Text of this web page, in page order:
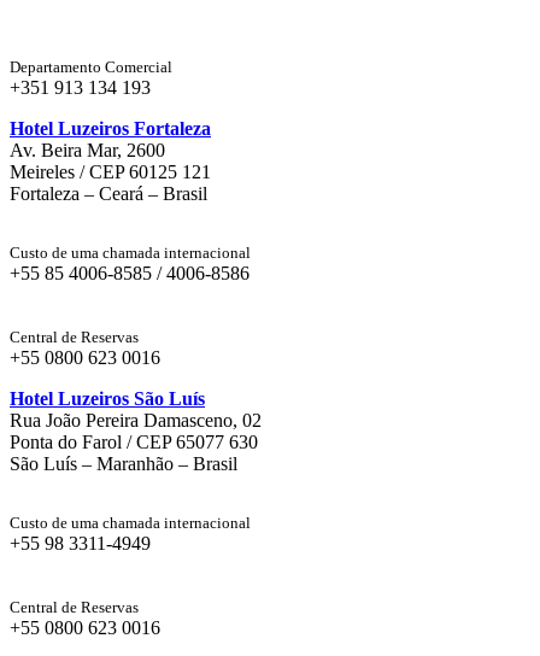
Departamento Comercial
+351 913 134 193
Hotel Luzeiros Fortaleza
Av. Beira Mar, 2600
Meireles / CEP 60125 121
Fortaleza – Ceará – Brasil
Custo de uma chamada internacional
+55 85 4006-8585 / 4006-8586
Central de Reservas
+55 0800 623 0016
Hotel Luzeiros São Luís
Rua João Pereira Damasceno, 02
Ponta do Farol / CEP 65077 630
São Luís – Maranhão – Brasil
Custo de uma chamada internacional
+55 98 3311-4949
Central de Reservas
+55 0800 623 0016